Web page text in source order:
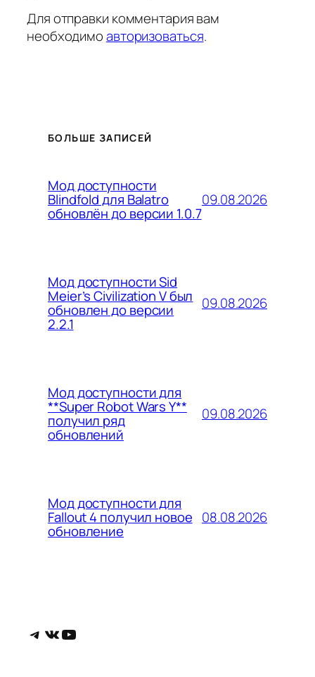
Для отправки комментария вам
необходимоавторизоваться.
БОЛЬШЕ ЗАПИСЕЙ
Мод доступности
Blindfold для Balatro
обновлён до версии 1.0.7
09.08.2026
Мод доступности Sid
Meier’s Civilization V был
обновлен до версии
2.2.1
09.08.2026
Мод доступности для
**Super Robot Wars Y**
получил ряд
обновлений
09.08.2026
Мод доступности для
Fallout 4 получил новое
обновление
08.08.2026
Telegram
ВКонтакте
YouTube